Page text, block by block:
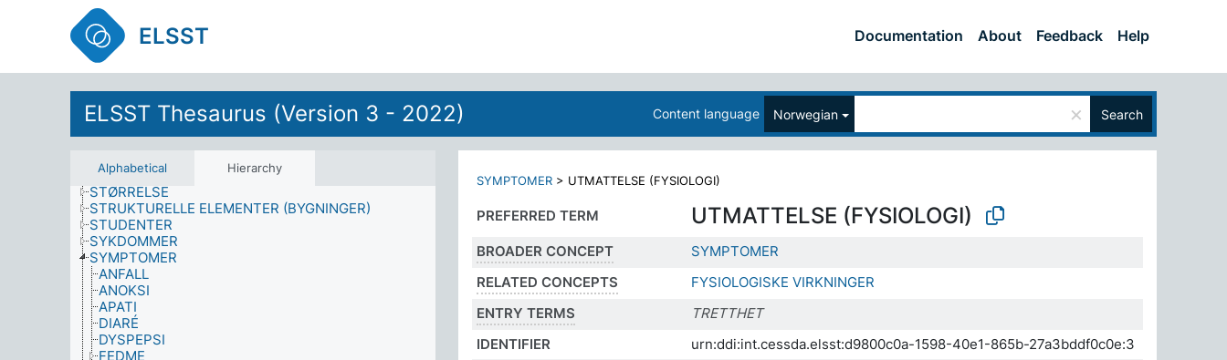
ELSST Documentation About Feedback Help
ELSST Thesaurus (Version 3 - 2022) Content language Norwegian × Search
Alphabetical Hierarchy
SKOGBRUK
SKOLESLUTTING
SOSIAL STRUKTUR
SOSIAL VELFERD
SOSIALE PROBLEM
SOSIALE SYSTEM
SOSIOLOGI
SOSIOØKONOMISKE INDIKATORER
SPORT
SPRÅKFORMER
STATLIG KONTROLL
STØRRELSE
STRUKTURELLE ELEMENTER (BYGNINGER)
STUDENTER
SYKDOMMER
SYMPTOMER
ANFALL
ANOKSI
APATI
DIARÉ
DYSPEPSI
FEDME
SYMPTOMER > UTMATTELSE (FYSIOLOGI)
PREFERRED TERM UTMATTELSE (FYSIOLOGI)
BROADER CONCEPT
SYMPTOMER
RELATED CONCEPTS
FYSIOLOGISKE VIRKNINGER
ENTRY TERMS
TRETTHET
IDENTIFIER
urn:ddi:int.cessda.elsst:d9800c0a-1598-40e1-865b-27a3bddf0c0e:3